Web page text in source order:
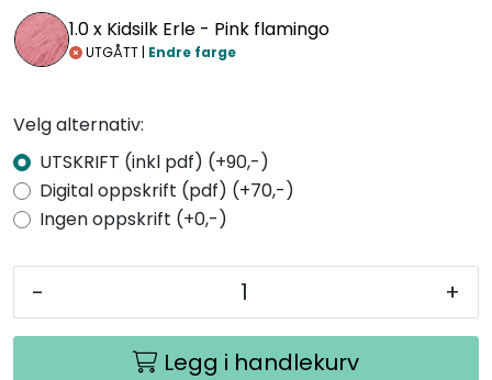
1.0 x Kidsilk Erle - Pink flamingo
UTGÅTT | Endre farge
Velg alternativ:
UTSKRIFT (inkl pdf) (+90,-)
Digital oppskrift (pdf) (+70,-)
Ingen oppskrift (+0,-)
- +
Legg i handlekurv